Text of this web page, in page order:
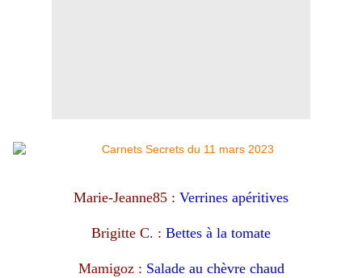
Marie-Jeanne85 : Verrines apéritives
Brigitte C. : Bettes à la tomate
Mamigoz : Salade au chèvre chaud